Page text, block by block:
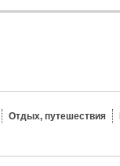
Отдых, путешествия